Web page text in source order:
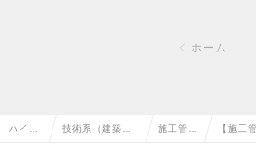
ホーム
ハイク 技術系（建築・ 施工管理 【施工